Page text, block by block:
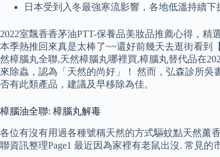
日本受到入冬最強寒流影響，各地低溫持續
2022室飄香香茅油PTT-保養品美妝品推薦心得，
本季熱推回來真是太棒了~~還好前幾天去逛街看到
然樟腦丸全聯,天然樟腦丸哪裡買,樟腦丸替代品在
來除蟲，認為「天然的尚好」！ 然而，弘森診所
否有此類產品，建議及早移除為佳。
樟腦油全聯: 樟腦丸解毒
各位有沒有用過各種號稱天然的方式驅蚊點天然薰
聯資訊整理Page1 最近因為家裡有老鼠出沒. 常見